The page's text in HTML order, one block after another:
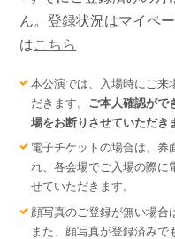
ん。登録状況はマイペ
はこちら
本公演では、入場時にご来
だきます。 ご本人確認がで
場をお断りさせていただき
電子チケットの場合は、券
れ、各会場でご入場の際に
せていただきます。
顔写真のご登録が無い場合
また、顔写真が登録済みで